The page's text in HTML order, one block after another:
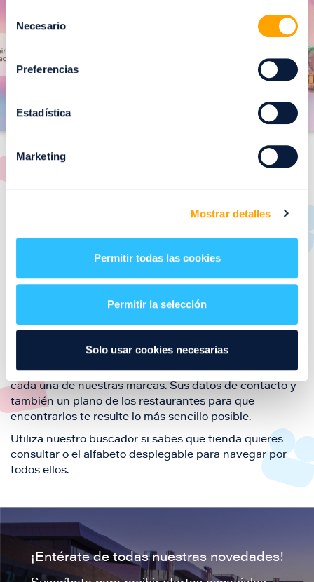
Necesario
Preferencias
Estadística
Marketing
Mostrar detalles
Permitir todas las cookies
Permitir la selección
Solo usar cookies necesarias
g
n
a
g
restaurantes de Puerto Venecia. Descubre las mejores
restaurantes de la ciudad de Zaragoza y disfruta
tu visita.
El este directorio de restaurantes de Puerto Venecia
podrás encontrar toda la información necesaria de
cada una de nuestras marcas. Sus datos de contacto y
también un plano de los restaurantes para que
encontrarlos te resulte lo más sencillo posible.
Utiliza nuestro buscador si sabes que tienda quieres
consultar o el alfabeto desplegable para navegar por
todos ellos.
¡Entérate de todas nuestras novedades!